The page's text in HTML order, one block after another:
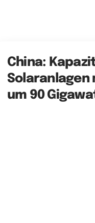
China:
Solaranlagen
um 90